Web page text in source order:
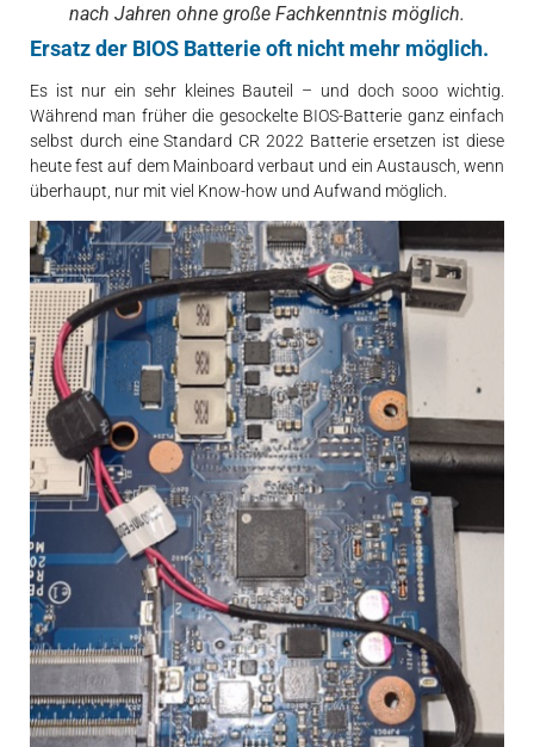
nach Jahren ohne große Fachkenntnis möglich.
Ersatz der BIOS Batterie oft nicht mehr möglich.
Es ist nur ein sehr kleines Bauteil – und doch sooo wichtig.
Während man früher die gesockelte BIOS-Batterie ganz einfach
selbst durch eine Standard CR 2022 Batterie ersetzen ist diese
heute fest auf dem Mainboard verbaut und ein Austausch, wenn
überhaupt, nur mit viel Know-how und Aufwand möglich.